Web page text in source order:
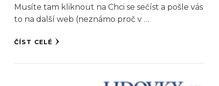
Musíte tam kliknout na Chci se sečíst a pošle vás
to na další web (neznámo proč v …
ČÍST CELÉ